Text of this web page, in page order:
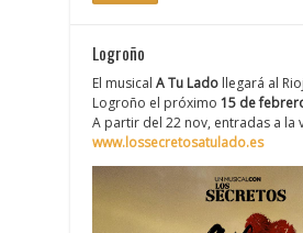
Logroño
El musical A Tu Lado llegará al
Logroño el próximo 15 de
A partir del 22 nov, entradas a la
www.lossecretosatulado.es